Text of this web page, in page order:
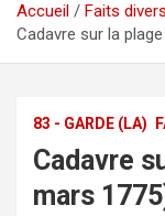
Accueil
Faits divers
Cadavre sur la
83 - GARDE (LA)
Cadavre
mars